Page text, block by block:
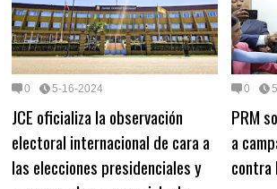
0 5-16-2024
JCE oficializa la observación
electoral internacional de cara a
las elecciones presidenciales y
0
PRM
a
contra